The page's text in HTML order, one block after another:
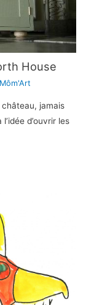
House
Môm'Art
jamais
d’ouvrir les